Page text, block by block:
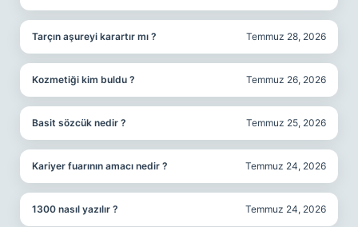
Tarçın aşureyi karartır mı ? Temmuz 28, 2026
Kozmetiği kim buldu ? Temmuz 26, 2026
Basit sözcük nedir ? Temmuz 25, 2026
Kariyer fuarının amacı nedir ? Temmuz 24, 2026
1300 nasıl yazılır ? Temmuz 24, 2026